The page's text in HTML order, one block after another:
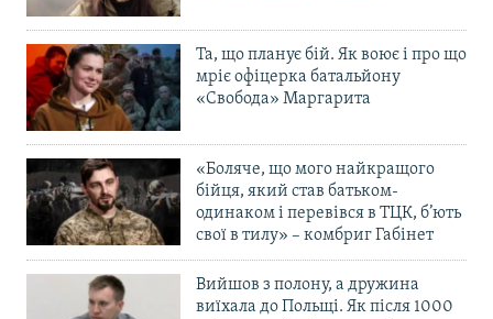
Та, що планує бій. Як воює і про що
мріє офіцерка батальйону
«Свобода» Маргарита
«Боляче, що мого найкращого
бійця, який став батьком-
одинаком і перевівся в ТЦК, б’ють
свої в тилу» – комбриг Габінет
Вийшов з полону, а дружина
виїхала до Польщі. Як після 1000